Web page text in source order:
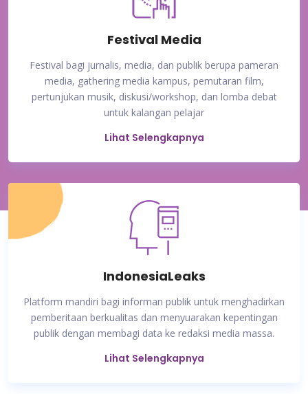
Festival Media
Festival bagi jurnalis, media, dan publik berupa pameran
media, gathering media kampus, pemutaran film,
pertunjukan musik, diskusi/workshop, dan lomba debat
untuk kalangan pelajar
Lihat Selengkapnya
IndonesiaLeaks
Platform mandiri bagi informan publik untuk menghadirkan
pemberitaan berkualitas dan menyuarakan kepentingan
publik dengan membagi data ke redaksi media massa.
Lihat Selengkapnya